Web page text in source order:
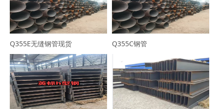
Q355E无缝钢管现货 Q355C钢管